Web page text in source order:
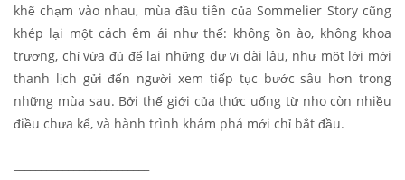
khẽ chạm vào nhau, mùa đầu tiên của Sommelier Story cũng
khép lại một cách êm ái như thế: không ồn ào, không khoa
trương, chỉ vừa đủ để lại những dư vị dài lâu, như một lời mời
thanh lịch gửi đến người xem tiếp tục bước sâu hơn trong
những mùa sau. Bởi thế giới của thức uống từ nho còn nhiều
điều chưa kể, và hành trình khám phá mới chỉ bắt đầu.